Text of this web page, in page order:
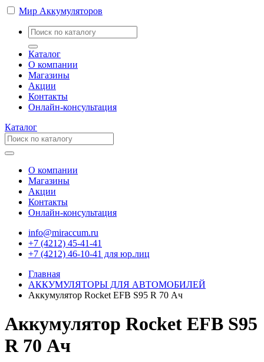
Мир Аккумуляторов
Каталог
О компании
Магазины
Акции
Контакты
Онлайн-консультация
Каталог
О компании
Магазины
Акции
Контакты
Онлайн-консультация
info@miraccum.ru
+7 (4212) 45-41-41
+7 (4212) 46-10-41 для юр.лиц
Главная
АККУМУЛЯТОРЫ ДЛЯ АВТОМОБИЛЕЙ
Аккумулятор Rocket EFB S95 R 70 Ач
Аккумулятор Rocket EFB S95
R 70 Ач